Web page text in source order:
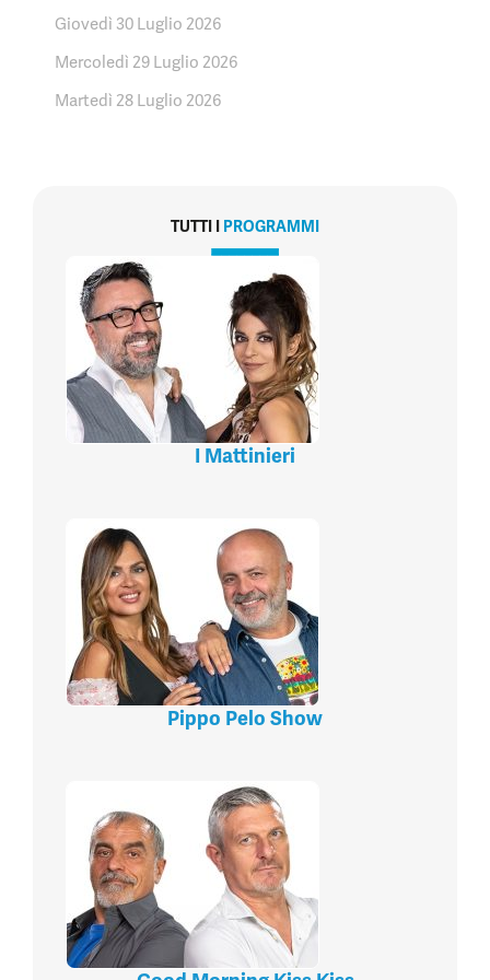
Giovedì 30 Luglio 2026
Mercoledì 29 Luglio 2026
Martedì 28 Luglio 2026
TUTTI I PROGRAMMI
I Mattinieri
Pippo Pelo Show